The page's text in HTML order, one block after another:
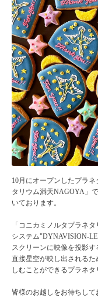
10月にオープンしたプラ
タリウム満天NAGOYA 」
いております。
「コニカミノルタプラネ
システム"DYNAVISION-
スクリーンに映像を投影
直接星空が映し出される
しむことができるプラネタ
皆様のお越しをお待ちして